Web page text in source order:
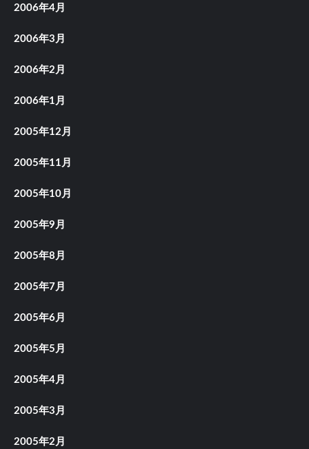
2006年4月
2006年3月
2006年2月
2006年1月
2005年12月
2005年11月
2005年10月
2005年9月
2005年8月
2005年7月
2005年6月
2005年5月
2005年4月
2005年3月
2005年2月